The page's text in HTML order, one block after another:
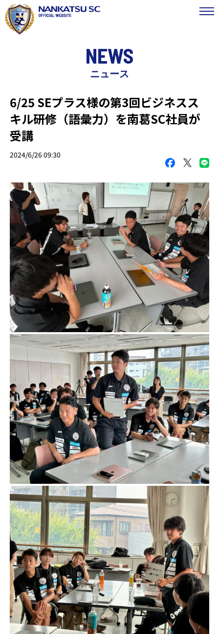
NEWS
ニュース
6/25 SEプラス様の第3回ビジネスス
キル研修（語彙力）を南葛SC社員が
受講
2024/6/26 09:30